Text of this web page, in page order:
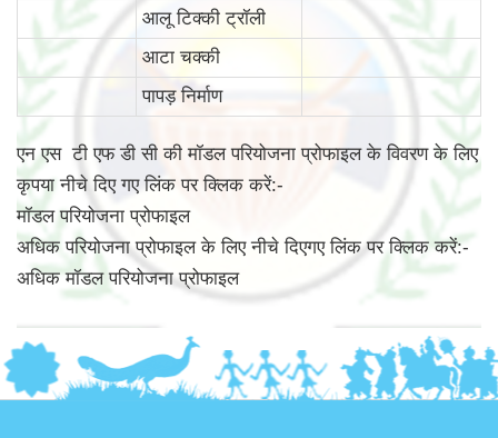
आलू टिक्की ट्रॉली
आटा चक्की
पापड़ निर्माण
एन एस टी एफ डी सी की मॉडल परियोजना प्रोफाइल के विवरण के लिए
कृपया नीचे दिए गए लिंक पर क्लिक करें:-
मॉडल परियोजना प्रोफाइल
अधिक परियोजना प्रोफाइल के लिए नीचे दिएगए लिंक पर क्लिक करें:-
अधिक मॉडल परियोजना प्रोफाइल